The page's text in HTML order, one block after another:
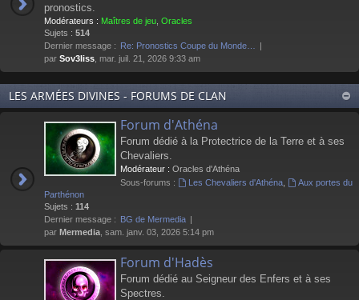
pronostics.
Modérateurs : Maîtres de jeu Oracles
Sujets : 514
Dernier message : Re: Pronostics Coupe du Monde…
par Sov3liss , mar. juil. 21, 2026 9:33 am
LES ARMÉES DIVINES - FORUMS DE CLAN
Forum d'Athéna
Forum dédié à la Protectrice de la Terre et à ses
Chevaliers.
Modérateur : Oracles d'Athéna
Sous-forums :
Les Chevaliers d'Athéna,
Aux portes du
Parthénon
Sujets : 114
Dernier message : BG de Mermedia
par Mermedia , sam. janv. 03, 2026 5:14 pm
Forum d'Hadès
Forum dédié au Seigneur des Enfers et à ses
Spectres.